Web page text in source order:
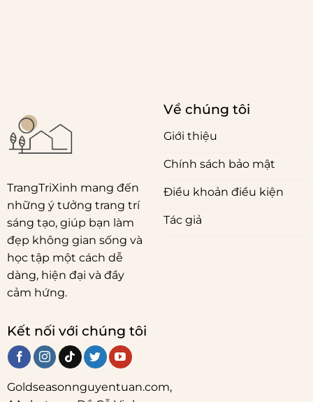
TrangTriXinh mang đến
những ý tưởng trang trí
sáng tạo, giúp bạn làm
đẹp không gian sống và
học tập một cách dễ
dàng, hiện đại và đầy
cảm hứng.
Về chúng tôi
Giới thiệu
Chính sách bảo mật
Điều khoản điều kiện
Tác giả
Kết nối với chúng tôi
Goldseasonnguyentuan.com,